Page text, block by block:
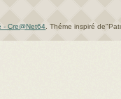
- Cre@Net64. Théme inspiré